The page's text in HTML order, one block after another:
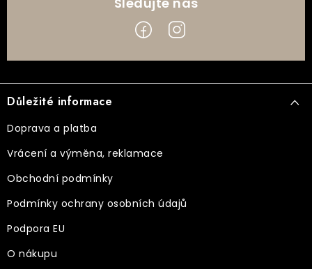
á
p
a
Důležité informace
Doprava a platba
Vrácení a výměna, reklamace
Obchodní podmínky
Podmínky ochrany osobních údajů
Podpora EU
O nákupu